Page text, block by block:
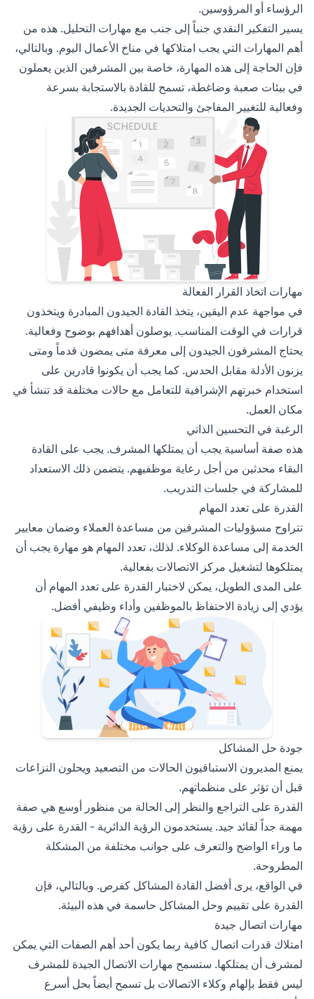
الرؤساء أو المرؤوسين.
يسير التفكير النقدي جنباً إلى جنب مع مهارات التحليل. هذه من
أهم المهارات التي يجب امتلاكها في مناخ الأعمال اليوم. وبالتالي،
فإن الحاجة إلى هذه المهارة، خاصة بين المشرفين الذين يعملون
في بيئات صعبة وضاغطة، تسمح للقادة بالاستجابة بسرعة
وفعالية للتغيير المفاجئ والتحديات الجديدة.
مهارات اتخاذ القرار الفعالة
في مواجهة عدم اليقين، يتخذ القادة الجيدون المبادرة ويتخذون
قرارات في الوقت المناسب. يوصلون أهدافهم بوضوح وفعالية.
يحتاج المشرفون الجيدون إلى معرفة متى يمضون قدماً ومتى
يزنون الأدلة مقابل الحدس. كما يجب أن يكونوا قادرين على
استخدام خبرتهم الإشرافية للتعامل مع حالات مختلفة قد تنشأ في
مكان العمل.
الرغبة في التحسين الذاتي
هذه صفة أساسية يجب أن يمتلكها المشرف. يجب على القادة
البقاء محدثين من أجل رعاية موظفيهم. يتضمن ذلك الاستعداد
للمشاركة في جلسات التدريب.
القدرة على تعدد المهام
تتراوح مسؤوليات المشرفين من مساعدة العملاء وضمان معايير
الخدمة إلى مساعدة الوكلاء. لذلك، تعدد المهام هو مهارة يجب أن
يمتلكوها لتشغيل مركز الاتصالات بفعالية.
على المدى الطويل، يمكن لاختبار القدرة على تعدد المهام أن
يؤدي إلى زيادة الاحتفاظ بالموظفين وأداء وظيفي أفضل.
جودة حل المشاكل
يمنع المديرون الاستباقيون الحالات من التصعيد ويحلون النزاعات
قبل أن تؤثر على منظماتهم.
القدرة على التراجع والنظر إلى الحالة من منظور أوسع هي صفة
مهمة جداً لقائد جيد. يستخدمون الرؤية الدائرية - القدرة على رؤية
ما وراء الواضح والتعرف على جوانب مختلفة من المشكلة
المطروحة.
في الواقع، يرى أفضل القادة المشاكل كفرص. وبالتالي، فإن
القدرة على تقييم وحل المشاكل حاسمة في هذه البيئة.
مهارات اتصال جيدة
امتلاك قدرات اتصال كافية ربما يكون أحد أهم الصفات التي يمكن
لمشرف أن يمتلكها. ستسمح مهارات الاتصال الجيدة للمشرف
ليس فقط بإلهام وكلاء الاتصالات بل تسمح أيضاً بحل أسرع